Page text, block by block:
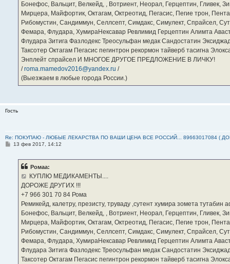
Бонефос, Вальцит, Велкейд, , Вотриент, Неорал, Герцептин, Гливек,
Мирцера, Майфортик, Октагам, Октреотид, Пегасис, Пегие трон,
Рибомустин, Сандиммун, Селлсепт, Симдакс, Симулект, Спрайсел,
Фемара, Флудара, ХумираНексавар Ревлимид Герцептин Алимта
Флудара Зитига Фазлодекс Треосульфан медак Сандостатин
Таксотер Октагам Пегасис пегинтрон рекормон тайверб тасигна
Энплейт спрайсел И МНОГОЕ ДРУГОЕ ПРЕДЛОЖЕНИЕ В ЛИЧКУ!
/roma.mamedov2016@yandex.ru /
(Выезжаем в любые города России.)
Гость
Re: ПОКУПАЮ - ЛЮБЫЕ ЛЕКАРСТВА ПО ВАШИ ЦЕНА ВСЕ РОССИЙ... 89663017084 (
С13 фев 2017, 14:12
Ромаа:
КУПЛЮ МЕДИКАМЕНТЫ....
ДОРОЖЕ ДРУГИХ !!!
‪+7 966 301 70 84‬ Рома
Ремикейд, калетру, презисту, труваду ,сутент хумира зомета
Бонефос, Вальцит, Велкейд, , Вотриент, Неорал, Герцептин, Гливек,
Мирцера, Майфортик, Октагам, Октреотид, Пегасис, Пегие трон,
Рибомустин, Сандиммун, Селлсепт, Симдакс, Симулект, Спрайсел,
Фемара, Флудара, ХумираНексавар Ревлимид Герцептин Алимта
Флудара Зитига Фазлодекс Треосульфан медак Сандостатин
Таксотер Октагам Пегасис пегинтрон рекормон тайверб тасигна